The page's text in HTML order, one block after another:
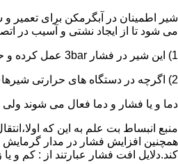
شیر اطمینان در آبگرمکن برای تعمیر
می شود تا از ایجاد نشتی و آسیب در
1) این شیر در فشار 3bar عمل کرده و حجم اضافی آب مدار گرمایش را تخلیه می کند.
2) اگرچه در دستگاه های حرارتی شیرهای اطمینان با افزایش فشار،
دما و یا فشار و دما فعال می شوند
منبع انبساط بت علم به این که
همچنین افزایش فشار در مدار گرمایش
کند.دلایل افت فشار عبارتند از : کم و